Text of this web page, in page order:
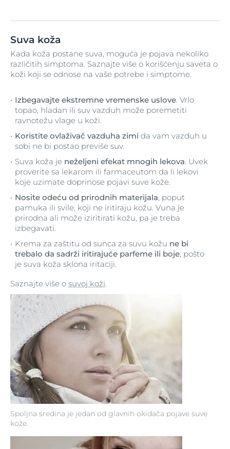
Suva koža
Kada koža postane suva, moguća je pojava nekoliko
različitih simptoma. Saznajte više o korišćenju saveta o
koži koji se odnose na vaše potrebe i simptome.
Spoljna sredina je jedan od glavnih okidača pojave suve
kože.
Izbegavajte ekstremne vremenske uslove. Vrlo
topao, hladan ili suv vazduh može poremetiti
ravnotežu vlage u koži.
Koristite ovlaživač vazduha zimi da vam vazduh u
sobi ne bi postao previše suv.
Suva koža je neželjeni efekat mnogih lekova. Uvek
proverite sa lekarom ili farmaceutom da li lekovi
koje uzimate doprinose pojavi suve kože.
Nosite odeću od prirodnih materijala, poput
pamuka ili svile, koji ne iritiraju kožu. Vuna je
prirodna ali može iziritirati kožu, pa je treba
izbegavati.
Krema za zaštitu od sunca za suvu kožu ne bi
trebalo da sadrži iritirajuće parfeme ili boje, pošto
je suva koža sklona iritaciji.
Saznajte više o suvoj koži.